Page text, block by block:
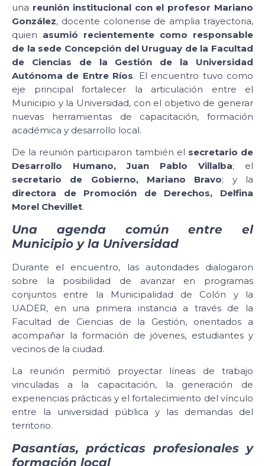
una reunión institucional con el profesor Mariano
González, docente colonense de amplia trayectoria,
quien asumió recientemente como responsable
de la sede Concepción del Uruguay de la Facultad
de Ciencias de la Gestión de la Universidad
Autónoma de Entre Ríos. El encuentro tuvo como
eje principal fortalecer la articulación entre el
Municipio y la Universidad, con el objetivo de generar
nuevas herramientas de capacitación, formación
académica y desarrollo local.
De la reunión participaron también el secretario de
Desarrollo Humano, Juan Pablo Villalba; el
secretario de Gobierno, Mariano Bravo; y la
directora de Promoción de Derechos, Delfina
Morel Chevillet.
Una agenda común entre el
Municipio y la Universidad
Durante el encuentro, las autoridades dialogaron
sobre la posibilidad de avanzar en programas
conjuntos entre la Municipalidad de Colón y la
UADER, en una primera instancia a través de la
Facultad de Ciencias de la Gestión, orientados a
acompañar la formación de jóvenes, estudiantes y
vecinos de la ciudad.
La reunión permitió proyectar líneas de trabajo
vinculadas a la capacitación, la generación de
experiencias prácticas y el fortalecimiento del vínculo
entre la universidad pública y las demandas del
territorio.
Pasantías, prácticas profesionales y
formación local